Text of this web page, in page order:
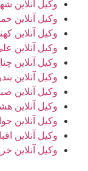
وکیل آنلاین
وکیل آنلاین
وکیل آنلاین
وکیل آنلاین
وکیل آنلاین
وکیل آنلاین
وکیل آنلاین
وکیل آنلاین
وکیل آنلاین
وکیل آنلاین
وکیل آنلاین